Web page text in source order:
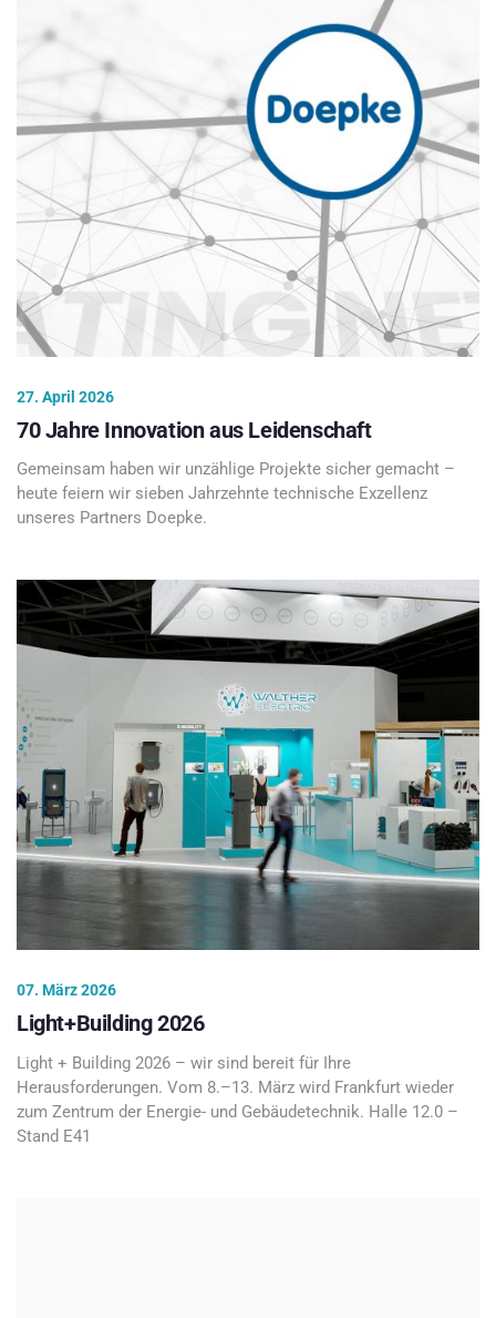
27. April 2026
70 Jahre Innovation aus Leidenschaft
Gemeinsam haben wir unzählige Projekte sicher gemacht –
heute feiern wir sieben Jahrzehnte technische Exzellenz
unseres Partners Doepke.
07. März 2026
Light+Building 2026
Light + Building 2026 – wir sind bereit für Ihre
Herausforderungen. Vom 8.–13. März wird Frankfurt wieder
zum Zentrum der Energie- und Gebäudetechnik. Halle 12.0 –
Stand E41